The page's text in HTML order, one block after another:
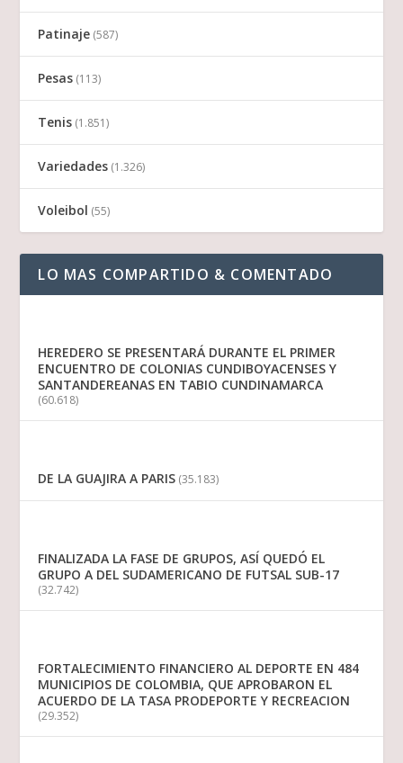
Patinaje (587)
Pesas (113)
Tenis (1.851)
Variedades (1.326)
Voleibol (55)
LO MAS COMPARTIDO & COMENTADO
HEREDERO SE PRESENTARÁ DURANTE EL PRIMER
ENCUENTRO DE COLONIAS CUNDIBOYACENSES Y
SANTANDEREANAS EN TABIO CUNDINAMARCA
(60.618)
DE LA GUAJIRA A PARIS (35.183)
FINALIZADA LA FASE DE GRUPOS, ASÍ QUEDÓ EL
GRUPO A DEL SUDAMERICANO DE FUTSAL SUB-17
(32.742)
FORTALECIMIENTO FINANCIERO AL DEPORTE EN 484
MUNICIPIOS DE COLOMBIA, QUE APROBARON EL
ACUERDO DE LA TASA PRODEPORTE Y RECREACION
(29.352)